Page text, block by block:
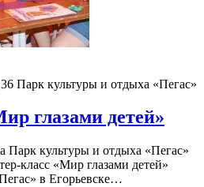
Парк культуры и отдыха «Пегас»
глазами детей»
Парк культуры и отдыха «Пегас»
класс «Мир глазами детей»
в Егорьевске…